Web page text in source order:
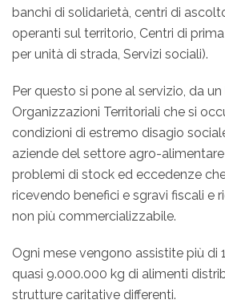
banchi di solidarietà, centri di
operanti sul territorio, Centri di
per unità di strada, Servizi sociali).
Per questo si pone al servizio, da
Organizzazioni Territoriali che si
condizioni di estremo disagio
aziende del settore agro-
problemi di stock ed eccedenze
ricevendo benefici e sgravi fiscali e
non più commercializzabile.
Ogni mese vengono assistite più di
quasi 9.000.000 kg di alimenti
strutture caritative differenti.